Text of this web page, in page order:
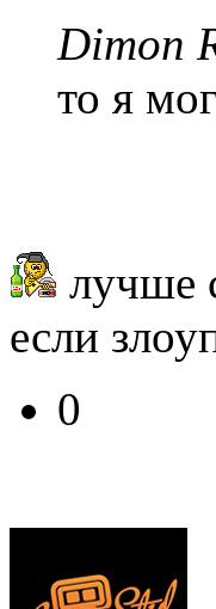
Dimon
то я
лучше
если
0